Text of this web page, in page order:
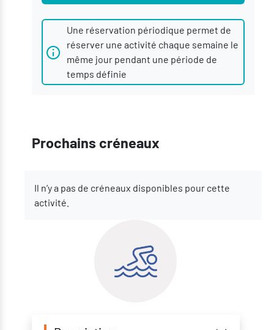
Une réservation périodique permet de
réserver une activité chaque semaine le
même jour pendant une période de
temps définie
Prochains créneaux
Il n’y a pas de créneaux disponibles pour cette
activité.